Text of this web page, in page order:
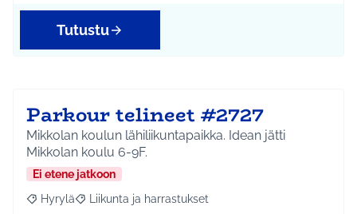
Tutustu
Parkour telineet #2727
Mikkolan koulun lähiliikuntapaikka. Idean jätti
Mikkolan koulu 6-9F.
Ei etene jatkoon
Rajaa tulokset aihepiirin mukaan: Hyrylä
Hyrylä Rajaa tulokset teeman mukaan: Liikunta ja
Liikunta ja harrastukset